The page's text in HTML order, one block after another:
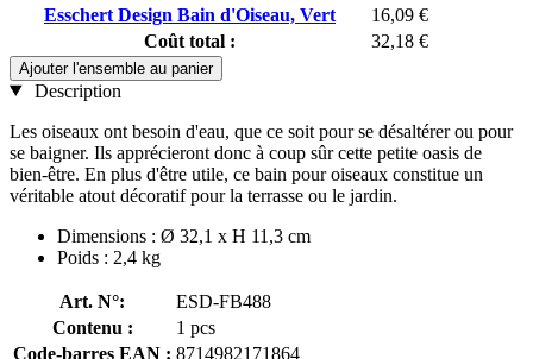
Esschert Design Bain d'Oiseau, Vert
16,09 €
Coût total :
32,18 €
Ajouter l'ensemble au panier
Description
Les oiseaux ont besoin d'eau, que ce soit pour se désaltérer ou pour
se baigner. Ils apprécieront donc à coup sûr cette petite oasis de
bien-être. En plus d'être utile, ce bain pour oiseaux constitue un
véritable atout décoratif pour la terrasse ou le jardin.
Dimensions : Ø 32,1 x H 11,3 cm
Poids : 2,4 kg
Art. N°:
ESD-FB488
Contenu :
1 pcs
Code-barres EAN : 8714982171864